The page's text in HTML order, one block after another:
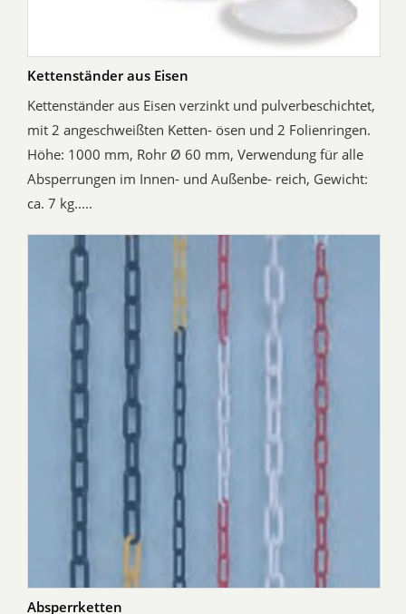
Kettenständer aus Eisen
Kettenständer aus Eisen verzinkt und pulverbeschichtet,
mit 2 angeschweißten Ketten- ösen und 2 Folienringen.
Höhe: 1000 mm, Rohr Ø 60 mm, Verwendung für alle
Absperrungen im Innen- und Außenbe- reich, Gewicht:
ca. 7 kg.....
Absperrketten